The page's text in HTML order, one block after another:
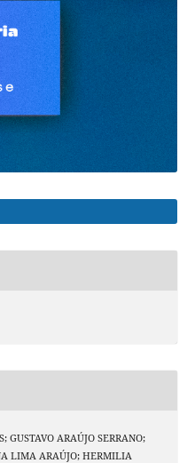
ARAÚJO SERRANO;
LIMA ARAÚJO; HERMILIA